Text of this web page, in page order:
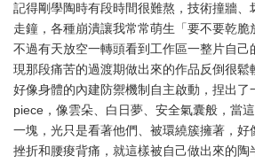
記得剛學陶時有段時間很難熬，技術撞牆、
走鐘，各種崩潰讓我常常萌生「要不要乾脆
不過有天放空一轉頭看到工作區一整片自己
現那段痛苦的過渡期做出來的作品反倒很鬆
好像身體的內建防禦機制自主啟動，捏出
piece，像雲朵、白日夢、安全氣囊般，當
一塊，光只是看著他們、被環繞簇擁著，好
挫折和腰痠背痛，就這樣被自己做出來的陶